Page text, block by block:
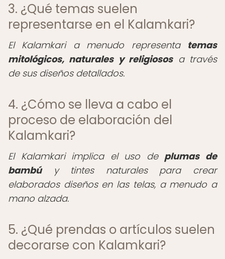
3. ¿Qué temas suelen
representarse en el Kalamkari?
El Kalamkari a menudo representa temas
mitológicos, naturales y religiososa través
de sus diseños detallados.
4. ¿Cómo se lleva a cabo el
proceso de elaboración del
Kalamkari?
El Kalamkari implica el uso de plumas de
bambúy tintes naturales para crear
elaborados diseños en las telas, a menudo a
mano alzada.
5. ¿Qué prendas o artículos suelen
decorarse con Kalamkari?